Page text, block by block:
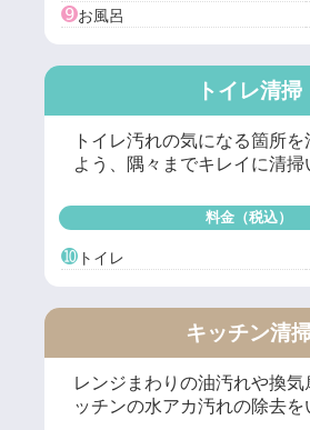
➒お風呂
トイレ清掃
トイレ汚れの気になる箇所
よう、隅々までキレイに清掃
料金（税込）
➓トイレ
キッチン清
レンジまわりの油汚れや換気
ッチンの水アカ汚れの除去を